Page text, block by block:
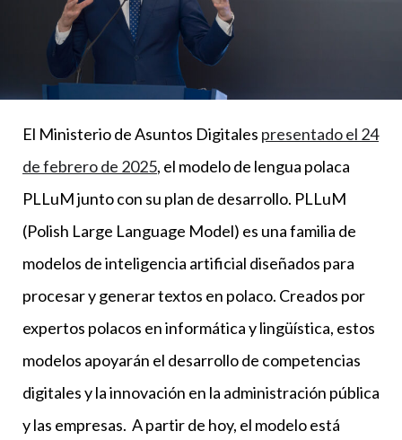
El Ministerio de Asuntos Digitales presentado el 24
de febrero de 2025, el modelo de lengua polaca
PLLuM junto con su plan de desarrollo. PLLuM
(Polish Large Language Model) es una familia de
modelos de inteligencia artificial diseñados para
procesar y generar textos en polaco. Creados por
expertos polacos en informática y lingüística, estos
modelos apoyarán el desarrollo de competencias
digitales y la innovación en la administración pública
y las empresas. A partir de hoy, el modelo está